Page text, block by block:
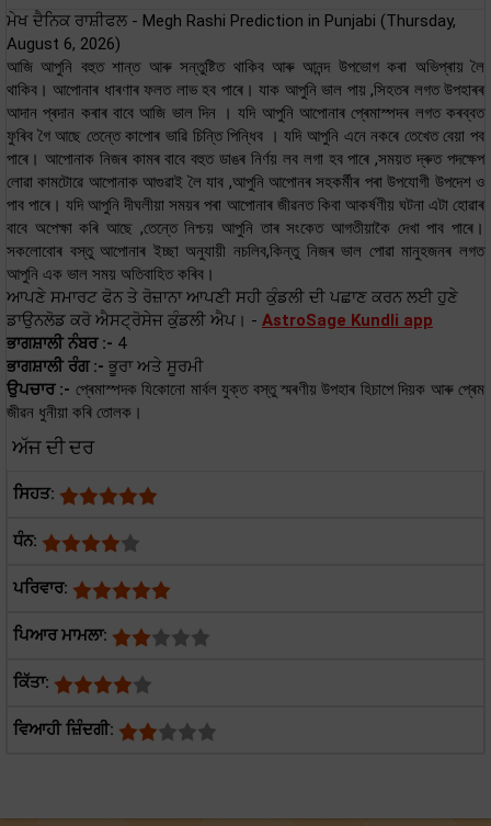
ਮੇਖ ਦੈਨਿਕ ਰਾਸ਼ੀਫਲ - Megh Rashi Prediction in Punjabi (Thursday,
August 6, 2026)
আজি আপুনি বহুত শান্ত আৰু সন্তুষ্টিত থাকিব আৰু আনন্দ উপভোগ কৰা অভিপ্ৰায় লৈ
থাকিব। আপোনাৰ ধাৰণাৰ ফলত লাভ হব পাৰে। যাক আপুনি ভাল পায় ,সিহতৰ লগত উপহাৰৰ
আদান প্ৰদান কৰাৰ বাবে আজি ভাল দিন । যদি আপুনি আপোনাৰ প্ৰেমাস্পদৰ লগত কৰব্বত
ফুৰিব গৈ আছে তেন্তে কাপোৰ ভাৱি চিন্তি পিন্ধিব । যদি আপুনি এনে নকৰে তেখেত বেয়া পব
পাৰে। আপোনাক নিজৰ কামৰ বাবে বহুত ডাঙৰ নিৰ্ণয় লব লগা হব পাৰে ,সময়ত দ্ৰুত পদক্ষেপ
লোৱা কামটোৱে আপোনাক আগুৱাই লৈ যাব ,আপুনি আপোনৰ সহকৰ্মীৰ পৰা উপযোগী উপদেশ ও
পাব পাৰে। যদি আপুনি দীঘলীয়া সময়ৰ পৰা আপোনাৰ জীৱনত কিবা আকৰ্ষণীয় ঘটনা এটা হোৱাৰ
বাবে অপেক্ষা কৰি আছে ,তেন্তে নিশ্চয় আপুনি তাৰ সংকেত আগতীয়াকৈ দেখা পাব পাৰে।
সকলোবোৰ বস্তু আপোনাৰ ইচ্ছা অনুযায়ী নচলিব,কিন্তু নিজৰ ভাল পোৱা মানুহজনৰ লগত
আপুনি এক ভাল সময় অতিবাহিত কৰিব।
ਆਪਣੇ ਸਮਾਰਟ ਫੋਨ ਤੇ ਰੋਜ਼ਾਨਾ ਆਪਣੀ ਸਹੀ ਕੁੰਡਲੀ ਦੀ ਪਛਾਣ ਕਰਨ ਲਈ ਹੁਣੇ
ਡਾਉਨਲੋਡ ਕਰੋ ਐਸਟ੍ਰੋਸੇਜ ਕੁੰਡਲੀ ਐਪ। - AstroSage Kundli app
ਭਾਗਸ਼ਾਲੀ ਨੰਬਰ :- 4
ਭਾਗਸ਼ਾਲੀ ਰੰਗ :- ਭੂਰਾ ਅਤੇ ਸੂਰਮੀ
ਉਪਚਾਰ :- প্ৰেমাস্পদক যিকোনো মাৰ্বল যুক্ত বস্তু স্মৰণীয় উপহাৰ হিচাপে দিয়ক আৰু প্ৰেম
জীৱন ধুনীয়া কৰি তোলক।
ਅੱਜ ਦੀ ਦਰ
ਸਿਹਤ:
ਧੰਨ:
ਪਰਿਵਾਰ:
ਪਿਆਰ ਮਾਮਲਾ:
ਕਿੱਤਾ:
ਵਿਆਹੀ ਜ਼ਿੰਦਗੀ: